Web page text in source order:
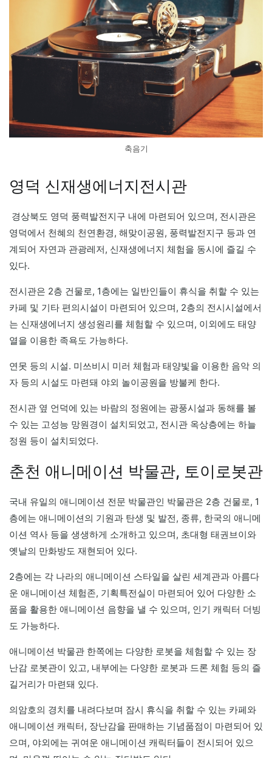
축음기
영덕 신재생에너지전시관
경상북도 영덕 풍력발전지구 내에 마련되어 있으며, 전시관은
영덕에서 천혜의 천연환경, 해맞이공원, 풍력발전지구 등과 연
계되어 자연과 관광레저, 신재생에너지 체험을 동시에 즐길 수
있다.
전시관은 2층 건물로, 1층에는 일반인들이 휴식을 취할 수 있는
카페 및 기타 편의시설이 마련되어 있으며, 2층의 전시시설에서
는 신재생에너지 생성원리를 체험할 수 있으며, 이외에도 태양
열을 이용한 족욕도 가능하다.
연못 등의 시설. 미쓰비시 미러 체험과 태양빛을 이용한 음악 의
자 등의 시설도 마련돼 야외 놀이공원을 방불케 한다.
전시관 옆 언덕에 있는 바람의 정원에는 광풍시설과 동해를 볼
수 있는 고성능 망원경이 설치되었고, 전시관 옥상층에는 하늘
정원 등이 설치되었다.
춘천 애니메이션 박물관, 토이로봇관
국내 유일의 애니메이션 전문 박물관인 박물관은 2층 건물로, 1
층에는 애니메이션의 기원과 탄생 및 발전, 종류, 한국의 애니메
이션 역사 등을 생생하게 소개하고 있으며, 초대형 태권브이와
옛날의 만화방도 재현되어 있다.
2층에는 각 나라의 애니메이션 스타일을 살린 세계관과 아름다
운 애니메이션 체험존, 기획특전실이 마련되어 있어 다양한 소
품을 활용한 애니메이션 음향을 낼 수 있으며, 인기 캐릭터 더빙
도 가능하다.
애니메이션 박물관 한쪽에는 다양한 로봇을 체험할 수 있는 장
난감 로봇관이 있고, 내부에는 다양한 로봇과 드론 체험 등의 즐
길거리가 마련돼 있다.
의암호의 경치를 내려다보며 잠시 휴식을 취할 수 있는 카페와
애니메이션 캐릭터, 장난감을 판매하는 기념품점이 마련되어 있
으며, 야외에는 귀여운 애니메이션 캐릭터들이 전시되어 있으